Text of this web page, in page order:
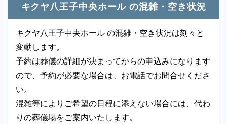
浴室 貸布団
アメニティセット - 冷蔵庫
テレビ - 多目的トイレ
バリアフリー意識 ○ エントランス
ロビー ○
24時間365日受付
もしもの時は、深夜・早朝に関わらず、まずはお電話
キクヤ八王子中央ホール の混雑・空き状況
キクヤ八王子中央ホール の混雑・空き状況は刻々と
変動します。
予約は葬儀の詳細が決まってからの申込みになります
ので、予約が必要な場合は、お電話でお問合せくださ
い。
混雑等によりご希望の日程に添えない場合には、代わ
りの葬儀場をご案内いたします。